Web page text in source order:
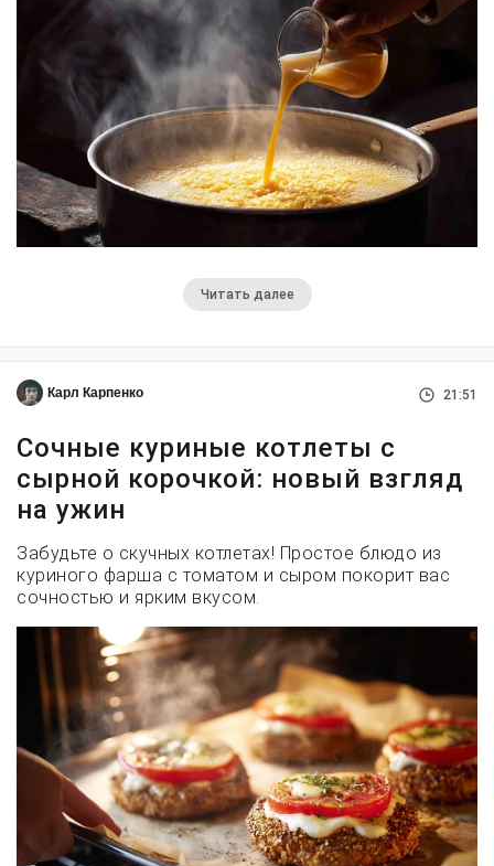
Читать далее
Карл Карпенко 21:51
Сочные куриные котлеты с
сырной корочкой: новый взгляд
на ужин
Забудьте о скучных котлетах! Простое блюдо из
куриного фарша с томатом и сыром покорит вас
сочностью и ярким вкусом.